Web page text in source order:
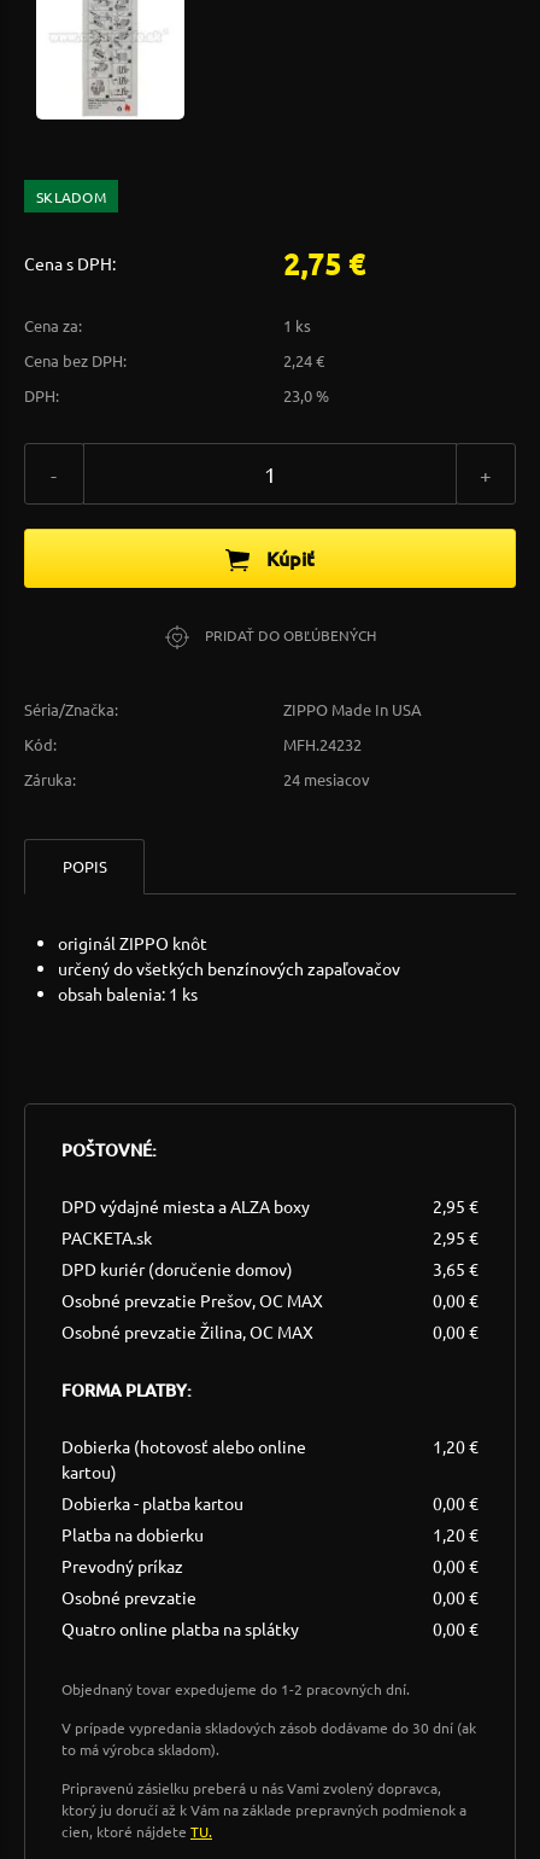
SKLADOM
Cena s DPH: 2,75 €
Cena za:
1 ks
Cena bez DPH:
2,24 €
DPH:
23,0 %
- +
Kúpiť
PRIDAŤ DO OBĽÚBENÝCH
Séria/Značka:
ZIPPO Made In USA
Kód:
MFH.24232
Záruka:
24 mesiacov
POPIS
originál ZIPPO knôt
určený do všetkých benzínových zapaľovačov
obsah balenia: 1 ks
POŠTOVNÉ:
DPD výdajné miesta a ALZA boxy
2,95 €
PACKETA.sk
2,95 €
DPD kuriér (doručenie domov)
3,65 €
Osobné prevzatie Prešov, OC MAX
0,00 €
Osobné prevzatie Žilina, OC MAX
0,00 €
FORMA PLATBY:
Dobierka (hotovosť alebo online
kartou)
1,20 €
Dobierka - platba kartou
0,00 €
Platba na dobierku
1,20 €
Prevodný príkaz
0,00 €
Osobné prevzatie
0,00 €
Quatro online platba na splátky
0,00 €
Objednaný tovar expedujeme do 1-2 pracovných dní.
V prípade vypredania skladových zásob dodávame do 30 dní (ak
to má výrobca skladom).
Pripravenú zásielku preberá u nás Vami zvolený dopravca,
ktorý ju doručí až k Vám na základe prepravných podmienok a
cien, ktoré nájdete TU.